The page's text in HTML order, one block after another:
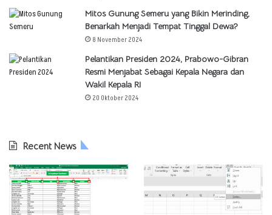
Mitos Gunung Semeru yang Bikin Merinding,
Benarkah Menjadi Tempat Tinggal Dewa?
8 November 2024
Pelantikan Presiden 2024, Prabowo-Gibran
Resmi Menjabat Sebagai Kepala Negara dan
Wakil Kepala RI
20 Oktober 2024
Recent News